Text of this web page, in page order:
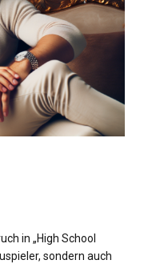
in „High School
sondern auch